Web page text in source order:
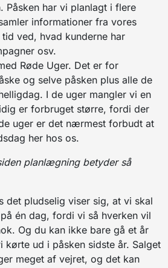
Påsken har vi planlagt i flere
informationer fra vores
ved, hvad kunderne har
osv.
Røde Uger. Det er for
og selve påsken plus alle de
I de uger mangler vi en
er forbruget større, fordi der
uger er det nærmest forbudt at
her hos os.
planlægning betyder så
det pludselig viser sig, at vi skal
én dag, fordi vi så hverken vil
Og du kan ikke bare gå et år
kørte ud i påsken sidste år. Salget
meget af vejret, og det kan